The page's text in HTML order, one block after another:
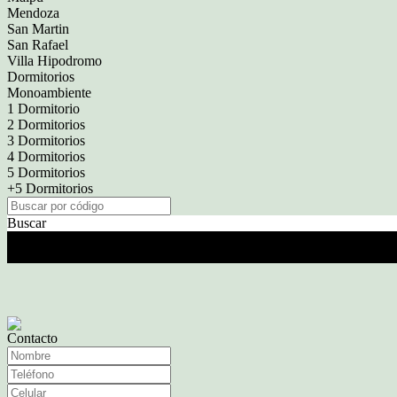
Mendoza
San Martin
San Rafael
Villa Hipodromo
Dormitorios
Monoambiente
1 Dormitorio
2 Dormitorios
3 Dormitorios
4 Dormitorios
5 Dormitorios
+5 Dormitorios
Buscar
Contacto